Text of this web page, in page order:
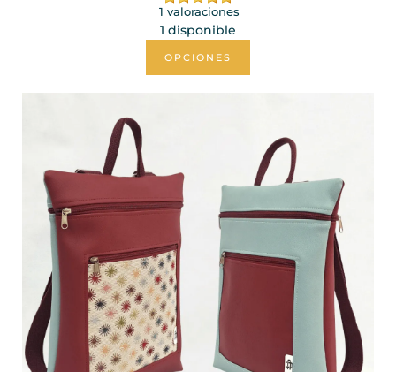
1 valoraciones
1 disponible
OPCIONES